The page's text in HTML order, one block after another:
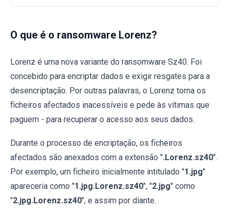
O que é o ransomware Lorenz?
Lorenz é uma nova variante do ransomware Sz40. Foi
concebido para encriptar dados e exigir resgates para a
desencriptação. Por outras palavras, o Lorenz torna os
ficheiros afectados inacessíveis e pede às vítimas que
paguem - para recuperar o acesso aos seus dados.
Durante o processo de encriptação, os ficheiros
afectados são anexados com a extensão ".Lorenz.sz40".
Por exemplo, um ficheiro inicialmente intitulado "1.jpg"
apareceria como "1.jpg.Lorenz.sz40", "2.jpg" como
"2.jpg.Lorenz.sz40", e assim por diante.